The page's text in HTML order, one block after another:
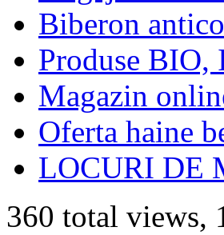
Biberon
Produse
Magazin
Oferta haine
LOCURI DE
360 total views,